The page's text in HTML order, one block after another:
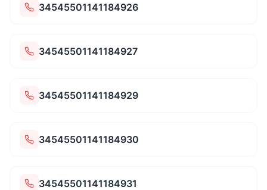
34545501141184926
34545501141184927
34545501141184929
34545501141184930
34545501141184931